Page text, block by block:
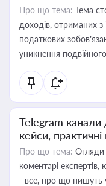
Про що тема: Тема
доходів, отриманих
податкових
уникнення
Telegram канали
кейси,
Про що тема: Огляди
коментарі
- все, про що пишуть